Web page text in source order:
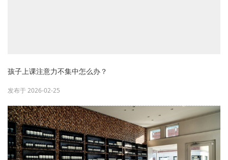
孩子上课注意力不集中怎么办？
发布于 2026-02-25